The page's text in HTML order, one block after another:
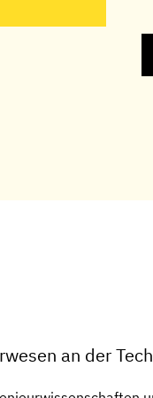
an der